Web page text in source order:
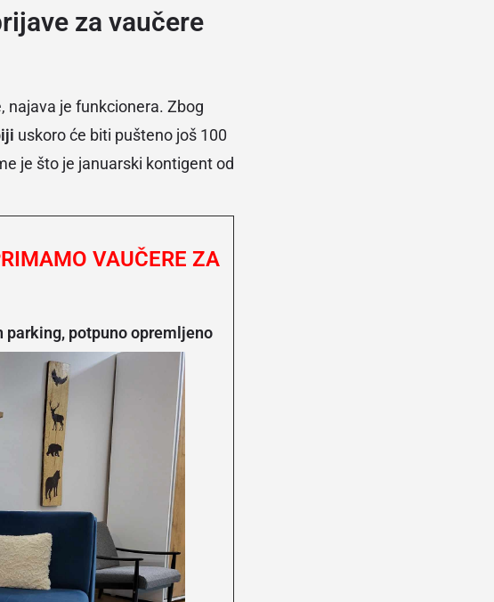
za vaučere
najava je funkcionera. Zbog
uskoro će biti pušteno još 100
je što je januarski kontigent od
VAUČERE ZA
parking, potpuno opremljeno